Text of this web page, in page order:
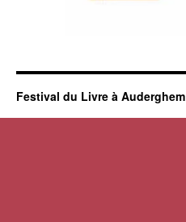
Festival du Livre à Auderghem